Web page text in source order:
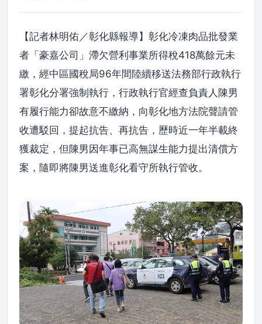
【記者林明佑／彰化縣報導】彰化冷凍肉品批發業
者「豪嘉公司」滯欠營利事業所得稅418萬餘元未
繳，經中區國稅局96年間陸續移送法務部行政執行
署彰化分署強制執行，行政執行官經查負責人陳男
有履行能力卻故意不繳納，向彰化地方法院聲請管
收遭駁回，提起抗告、再抗告，歷時近一年半載終
獲裁定，但陳男因年事已高無謀生能力提出清償方
案，隨即將陳男送進彰化看守所執行管收。